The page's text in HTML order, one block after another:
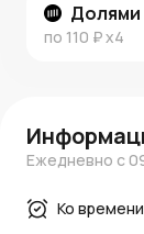
Долями
по 110 ₽x4
Ежедневно с
Ко